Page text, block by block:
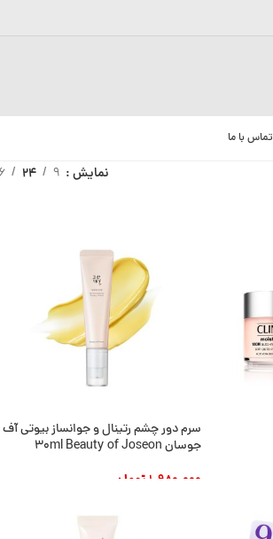
تماس با ما
نمایش 9
24
سرم دور چشم رتینال و جوانساز بیوتی آف
جوسان 30ml Beauty of Joseon
1.980.000 تومان